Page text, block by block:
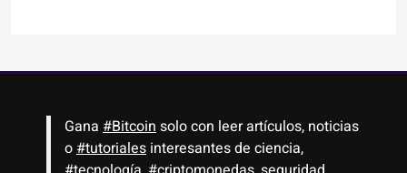
Gana #Bitcoin solo con leer artículos, noticias
o #tutoriales interesantes de ciencia,